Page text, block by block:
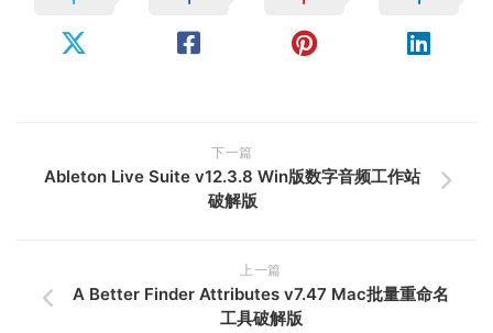
下一篇
Ableton Live Suite v12.3.8 Win版数字音频工作站
破解版
上一篇
A Better Finder Attributes v7.47 Mac批量重命名
工具破解版